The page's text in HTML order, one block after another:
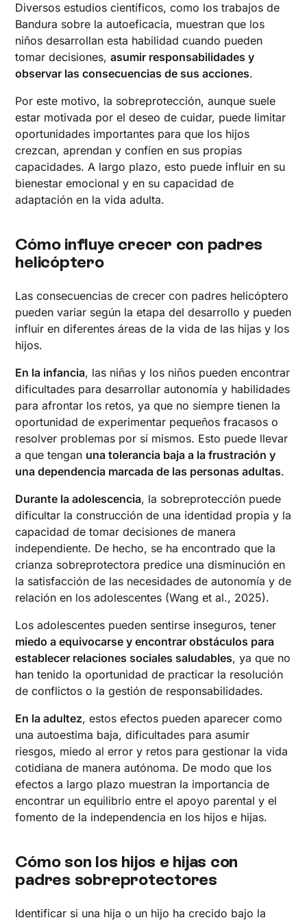
Diversos estudios científicos, como los trabajos de
Bandura sobre la autoeficacia, muestran que los
niños desarrollan esta habilidad cuando pueden
tomar decisiones,asumir responsabilidades y
observar las consecuencias de sus acciones.
Por este motivo, la sobreprotección, aunque suele
estar motivada por el deseo de cuidar, puede limitar
oportunidades importantes para que los hijos
crezcan, aprendan y confíen en sus propias
capacidades. A largo plazo, esto puede influir en su
bienestar emocional y en su capacidad de
adaptación en la vida adulta.
Cómo influye crecer con padres
helicóptero
Las consecuencias de crecer con padres helicóptero
pueden variar según la etapa del desarrollo y pueden
influir en diferentes áreas de la vida de las hijas y los
hijos.
En la infancia, las niñas y los niños pueden encontrar
dificultades para desarrollar autonomía y habilidades
para afrontar los retos, ya que no siempre tienen la
oportunidad de experimentar pequeños fracasos o
resolver problemas por sí mismos. Esto puede llevar
a que tengan una tolerancia baja a la frustración y
una dependencia marcada de las personas adultas.
Durante la adolescencia, la sobreprotección puede
dificultar la construcción de una identidad propia y la
capacidad de tomar decisiones de manera
independiente. De hecho, se ha encontrado que la
crianza sobreprotectora predice una disminución en
la satisfacción de las necesidades de autonomía y de
relación en los adolescentes (Wang et al., 2025).
Los adolescentes pueden sentirse inseguros, tener
miedo a equivocarse y encontrar obstáculos para
establecer relaciones sociales saludables, ya que no
han tenido la oportunidad de practicar la resolución
de conflictos o la gestión de responsabilidades.
En la adultez, estos efectos pueden aparecer como
una autoestima baja, dificultades para asumir
riesgos, miedo al error y retos para gestionar la vida
cotidiana de manera autónoma. De modo que los
efectos a largo plazo muestran la importancia de
encontrar un equilibrio entre el apoyo parental y el
fomento de la independencia en los hijos e hijas.
Cómo son los hijos e hijas con
padres sobreprotectores
Identificar si una hija o un hijo ha crecido bajo la